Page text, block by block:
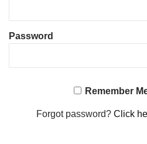
Password
Remember
Forgot password?Click